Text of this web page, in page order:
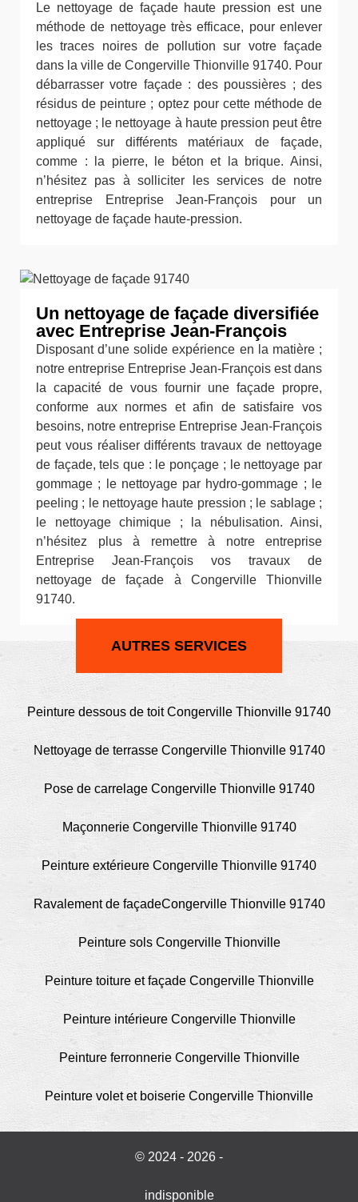
Le nettoyage de façade haute pression est une
méthode de nettoyage très efficace, pour enlever
les traces noires de pollution sur votre façade
dans la ville de Congerville Thionville 91740. Pour
débarrasser votre façade : des poussières ; des
résidus de peinture ; optez pour cette méthode de
nettoyage ; le nettoyage à haute pression peut être
appliqué sur différents matériaux de façade,
comme : la pierre, le béton et la brique. Ainsi,
n’hésitez pas à solliciter les services de notre
entreprise Entreprise Jean-François pour un
nettoyage de façade haute-pression.
Un nettoyage de façade diversifiée
avec Entreprise Jean-François
Disposant d’une solide expérience en la matière ;
notre entreprise Entreprise Jean-François est dans
la capacité de vous fournir une façade propre,
conforme aux normes et afin de satisfaire vos
besoins, notre entreprise Entreprise Jean-François
peut vous réaliser différents travaux de nettoyage
de façade, tels que : le ponçage ; le nettoyage par
gommage ; le nettoyage par hydro-gommage ; le
peeling ; le nettoyage haute pression ; le sablage ;
le nettoyage chimique ; la nébulisation. Ainsi,
n’hésitez plus à remettre à notre entreprise
Entreprise Jean-François vos travaux de
nettoyage de façade à Congerville Thionville
91740.
AUTRES SERVICES
Peinture dessous de toit Congerville Thionville 91740
Nettoyage de terrasse Congerville Thionville 91740
Pose de carrelage Congerville Thionville 91740
Maçonnerie Congerville Thionville 91740
Peinture extérieure Congerville Thionville 91740
Ravalement de façadeCongerville Thionville 91740
Peinture sols Congerville Thionville
Peinture toiture et façade Congerville Thionville
Peinture intérieure Congerville Thionville
Peinture ferronnerie Congerville Thionville
Peinture volet et boiserie Congerville Thionville
© 2024 - 2026 -
indisponible